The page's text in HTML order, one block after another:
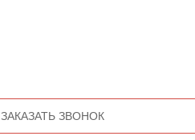
ЗАКАЗАТЬ ЗВОНОК